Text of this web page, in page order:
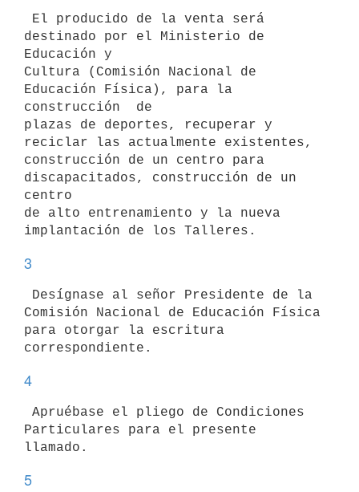
destinado por el Ministerio de
Educación y
Cultura (Comisión Nacional de
Educación Física), para la
construcción  de
plazas de deportes, recuperar y
reciclar las actualmente existentes,
construcción de un centro para
discapacitados, construcción de un
centro
de alto entrenamiento y la nueva
3
Comisión Nacional de Educación Física
para otorgar la escritura
4
Particulares para el presente
5